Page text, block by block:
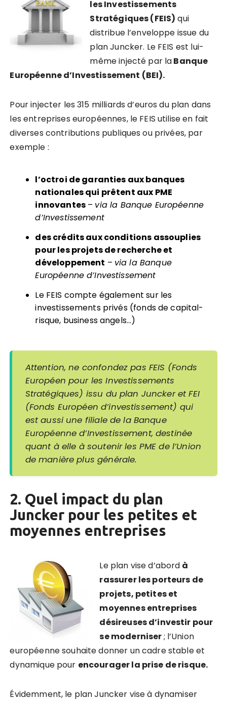
les Investissements
Stratégiques (FEIS) qui
distribue l’enveloppe issue du
plan Juncker. Le FEIS est lui-
même injecté par laBanque
Européenne d’Investissement (BEI).
Pour injecter les 315 milliards d’euros du plan dans
les entreprises européennes, le FEIS utilise en fait
diverses contributions publiques ou privées, par
exemple :
l’octroi de garanties aux banques
nationales qui prêtent aux PME
innovantes – via la Banque Européenne
d’Investissement
des crédits aux conditions assouplies
pour les projets de recherche et
développement – via la Banque
Européenne d’Investissement
Le FEIS compte également sur les
investissements privés (fonds de capital-
risque, business angels…)
Attention, ne confondez pas FEIS (Fonds
Européen pour les Investissements
Stratégiques) issu du plan Juncker et FEI
(Fonds Européen d’investissement) qui
est aussi une filiale de la Banque
Européenne d’Investissement, destinée
quant à elle à soutenir les PME de l’Union
de manière plus générale.
2. Quel impact du plan
Juncker pour les petites et
moyennes entreprises
Le plan vise d’abord à
rassurer les porteurs de
projets, petites et
moyennes entreprises
désireuses d’investir pour
se moderniser; l’Union
européenne souhaite donner un cadre stable et
dynamique pour encourager la prise de risque.
Évidemment, le plan Juncker vise à dynamiser